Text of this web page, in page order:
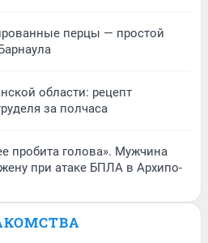
перцы — простой
области: рецепт
за полчаса
пробита голова». Мужчина
при атаке БПЛА в Архипо-